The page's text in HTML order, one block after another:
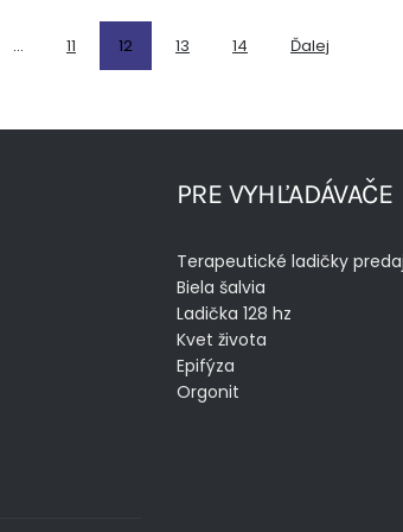
… 11 12 13 14 Ďalej
PRE VYHĽADÁVAČE
Terapeutické ladičky
Biela šalvia
Ladička 128 hz
Kvet života
Epifýza
Orgonit